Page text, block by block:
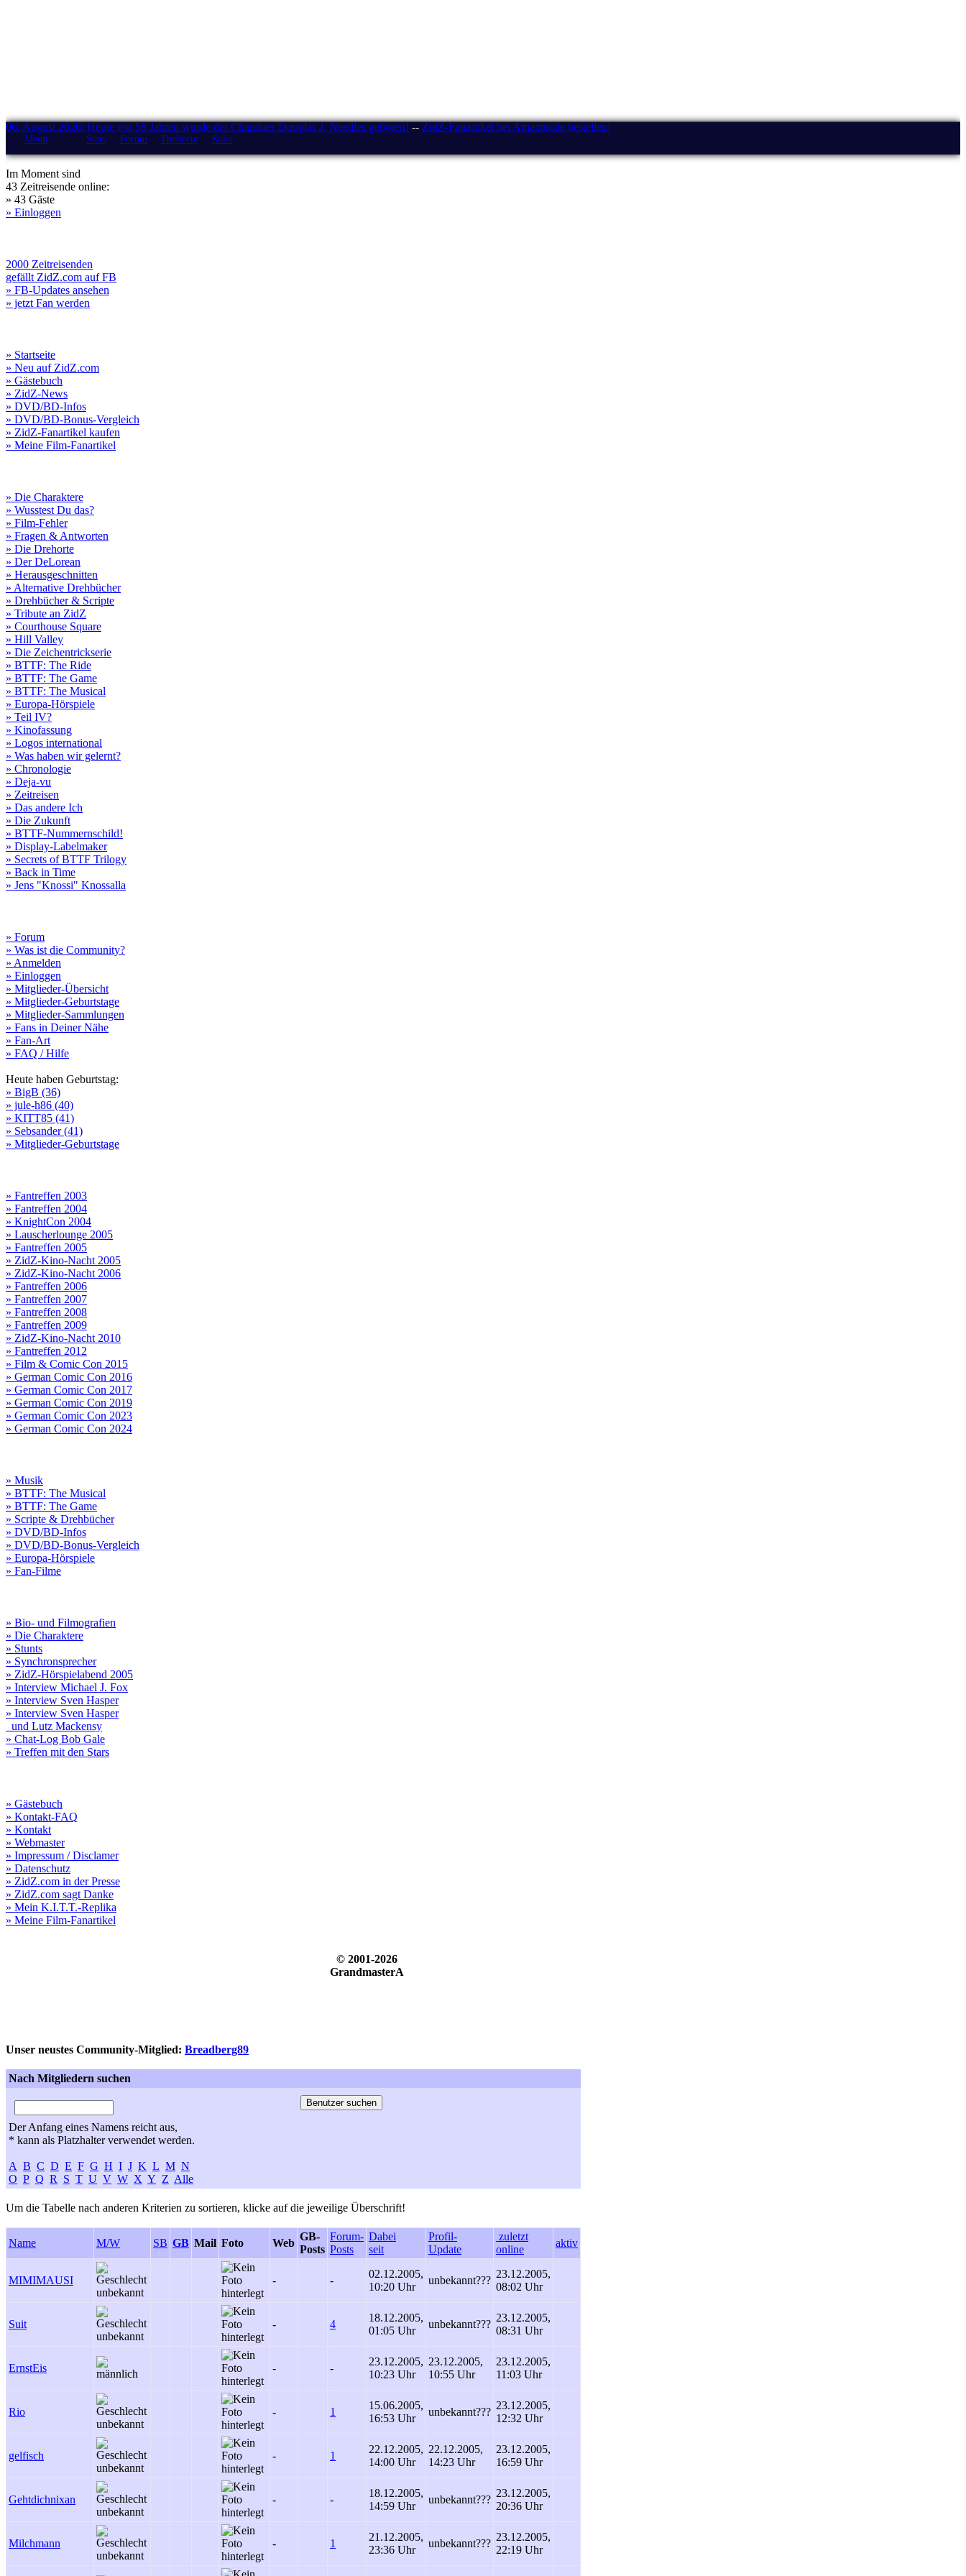
06. August 2026: Heute vor 58 Jahren wurde der Charakter Douglas J. Needles geboren! -- ZidZ-Fanartikel bei Amazon.de bestellen!
Menü Start Forum Drehorte Stars
Im Moment sind
43 Zeitreisende online:
» 43 Gäste
» Einloggen
2000 Zeitreisenden
gefällt ZidZ.com auf FB
» FB-Updates ansehen
» jetzt Fan werden
» Startseite
» Neu auf ZidZ.com
» Gästebuch
» ZidZ-News
» DVD/BD-Infos
» DVD/BD-Bonus-Vergleich
» ZidZ-Fanartikel kaufen
» Meine Film-Fanartikel
» Die Charaktere
» Wusstest Du das?
» Film-Fehler
» Fragen & Antworten
» Die Drehorte
» Der DeLorean
» Herausgeschnitten
» Alternative Drehbücher
» Drehbücher & Scripte
» Tribute an ZidZ
» Courthouse Square
» Hill Valley
» Die Zeichentrickserie
» BTTF: The Ride
» BTTF: The Game
» BTTF: The Musical
» Europa-Hörspiele
» Teil IV?
» Kinofassung
» Logos international
» Was haben wir gelernt?
» Chronologie
» Deja-vu
» Zeitreisen
» Das andere Ich
» Die Zukunft
» BTTF-Nummernschild!
» Display-Labelmaker
» Secrets of BTTF Trilogy
» Back in Time
» Jens "Knossi" Knossalla
» Forum
» Was ist die Community?
» Anmelden
» Einloggen
» Mitglieder-Übersicht
» Mitglieder-Geburtstage
» Mitglieder-Sammlungen
» Fans in Deiner Nähe
» Fan-Art
» FAQ / Hilfe
Heute haben Geburtstag:
» BigB (36)
» jule-h86 (40)
» KITT85 (41)
» Sebsander (41)
» Mitglieder-Geburtstage
» Fantreffen 2003
» Fantreffen 2004
» KnightCon 2004
» Lauscherlounge 2005
» Fantreffen 2005
» ZidZ-Kino-Nacht 2005
» ZidZ-Kino-Nacht 2006
» Fantreffen 2006
» Fantreffen 2007
» Fantreffen 2008
» Fantreffen 2009
» ZidZ-Kino-Nacht 2010
» Fantreffen 2012
» Film & Comic Con 2015
» German Comic Con 2016
» German Comic Con 2017
» German Comic Con 2019
» German Comic Con 2023
» German Comic Con 2024
» Musik
» BTTF: The Musical
» BTTF: The Game
» Scripte & Drehbücher
» DVD/BD-Infos
» DVD/BD-Bonus-Vergleich
» Europa-Hörspiele
» Fan-Filme
» Bio- und Filmografien
» Die Charaktere
» Stunts
» Synchronsprecher
» ZidZ-Hörspielabend 2005
» Interview Michael J. Fox
» Interview Sven Hasper
» Interview Sven Hasper
und Lutz Mackensy
» Chat-Log Bob Gale
» Treffen mit den Stars
» Gästebuch
» Kontakt-FAQ
» Kontakt
» Webmaster
» Impressum / Disclamer
» Datenschutz
» ZidZ.com in der Presse
» ZidZ.com sagt Danke
» Mein K.I.T.T.-Replika
» Meine Film-Fanartikel
© 2001-2026
GrandmasterA
Unser neustes Community-Mitglied: Breadberg89
Nach Mitgliedern suchen
Der Anfang eines Namens reicht aus,
* kann als Platzhalter verwendet werden.
A B C D E F G H I J K L M N
O P Q R S T U V W X Y Z Alle
Um die Tabelle nach anderen Kriterien zu sortieren, klicke auf die jeweilige Überschrift!
Name M/W SB GB Mail Foto Web
GB-
Posts
Forum-
Posts
Dabei
seit
Profil-
Update
zuletzt
online
aktiv
MIMIMAUSI - -
02.12.2005,
10:20 Uhr
unbekannt???
23.12.2005,
08:02 Uhr
Suit - 4
18.12.2005,
01:05 Uhr
unbekannt???
23.12.2005,
08:31 Uhr
ErnstEis - -
23.12.2005,
10:23 Uhr
23.12.2005,
10:55 Uhr
23.12.2005,
11:03 Uhr
Rio - 1
15.06.2005,
16:53 Uhr
unbekannt???
23.12.2005,
12:32 Uhr
gelfisch - 1
22.12.2005,
14:00 Uhr
22.12.2005,
14:23 Uhr
23.12.2005,
16:59 Uhr
Gehtdichnixan - -
18.12.2005,
14:59 Uhr
unbekannt???
23.12.2005,
20:36 Uhr
Milchmann - 1
21.12.2005,
23:36 Uhr
unbekannt???
23.12.2005,
22:19 Uhr